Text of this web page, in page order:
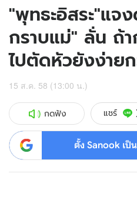
"พุทธะอิสระ"แจ
กราบแม่" ลั่น ถ้า
ไปตัดหัวยังง่าย
15 ส.ค. 58 (13:00 น.)
กดฟัง แชร์
ตั้ง Sanook เป็